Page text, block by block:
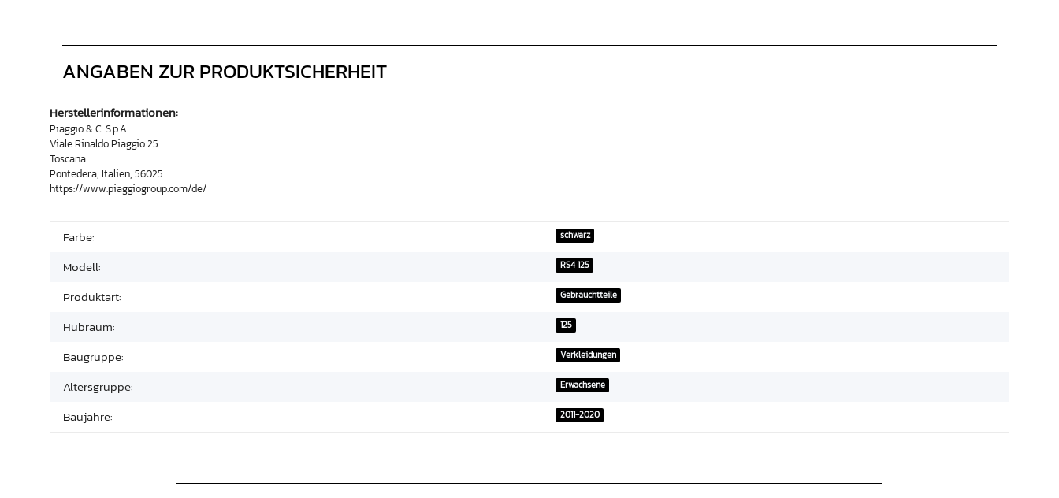
ANGABEN ZUR PRODUKTSICHERHEIT
Herstellerinformationen:
Piaggio & C. S.p.A.
Viale Rinaldo Piaggio 25
Toscana
Pontedera, Italien, 56025
https://www.piaggiogroup.com/de/
Farbe: schwarz
Modell: RS4 125
Produktart: Gebrauchtteile
Hubraum: 125
Baugruppe: Verkleidungen
Altersgruppe: Erwachsene
Baujahre: 2011-2020